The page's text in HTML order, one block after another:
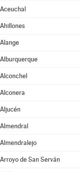
Aceuchal
Ahillones
Alange
Alburquerque
Alconchel
Alconera
Aljucén
Almendral
Almendralejo
Arroyo de San Serván